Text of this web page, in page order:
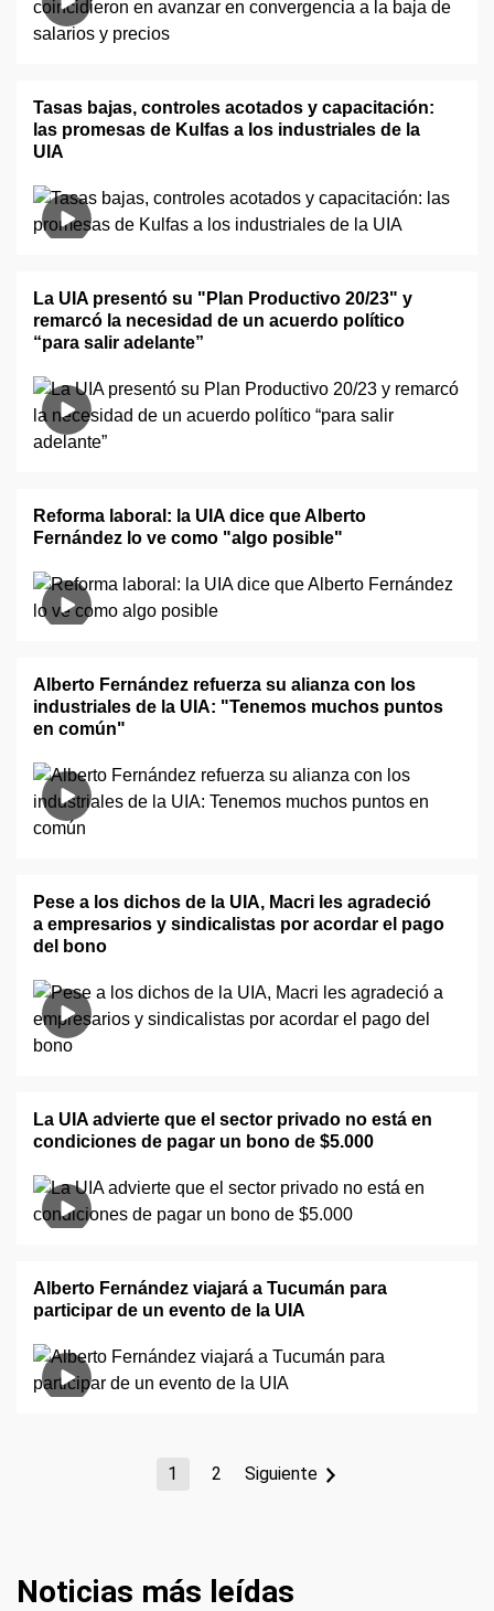
Tasas bajas, controles acotados y capacitación:
las promesas de Kulfas a los industriales de la
UIA
La UIA presentó su "Plan Productivo 20/23" y
remarcó la necesidad de un acuerdo político
“para salir adelante”
Reforma laboral: la UIA dice que Alberto
Fernández lo ve como "algo posible"
Alberto Fernández refuerza su alianza con los
industriales de la UIA: "Tenemos muchos puntos
en común"
Pese a los dichos de la UIA, Macri les agradeció
a empresarios y sindicalistas por acordar el pago
del bono
La UIA advierte que el sector privado no está en
condiciones de pagar un bono de $5.000
Alberto Fernández viajará a Tucumán para
participar de un evento de la UIA
1 2 Siguiente
Noticias más leídas